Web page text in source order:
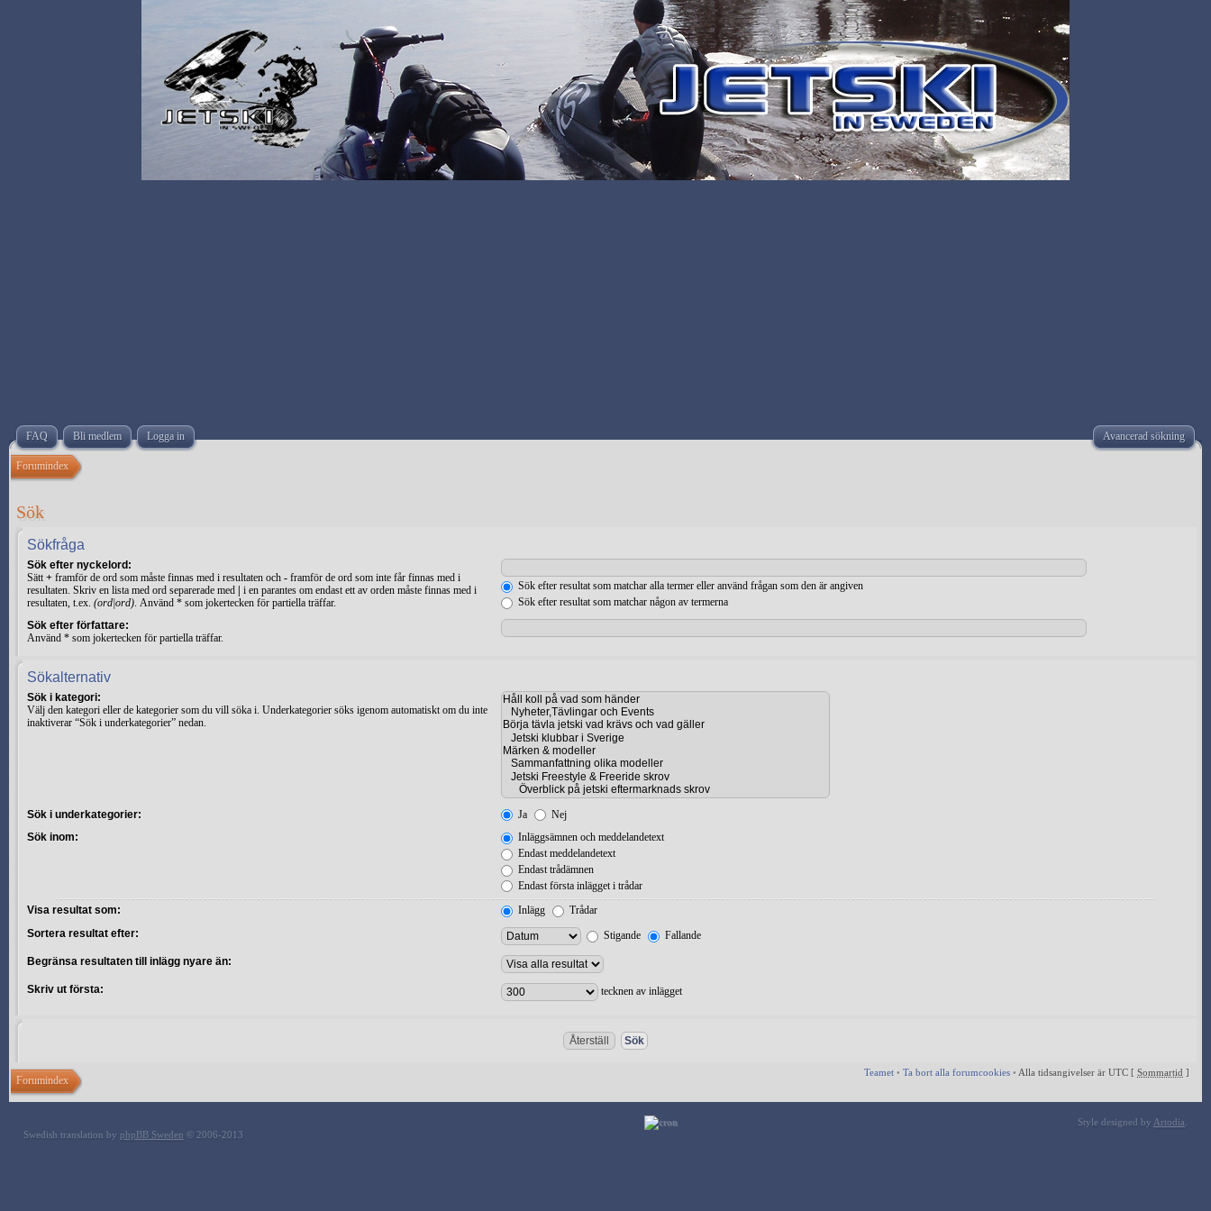
FAQ Bli medlem Logga in Avancerad sökning
Forumindex
Sök
Sökfråga
Sök efter nyckelord:
Sätt+ framför de ord som måste finnas med i resultaten och - framför de ord som inte får finnas med i
resultaten. Skriv en lista med ord separerade med
i en parantes om endast ett av orden måste finnas med i
resultaten, t.ex. (ord|ord). Använd * som jokertecken för partiella träffar.
Sök efter resultat som matchar alla termer eller använd frågan som den är angiven
Sök efter resultat som matchar någon av termerna
Sök efter författare:
Använd * som jokertecken för partiella träffar.
Sökalternativ
Sök i kategori:
Välj den kategori eller de kategorier som du vill söka i. Underkategorier söks igenom automatiskt om du inte
inaktiverar “Sök i underkategorier” nedan.
Sök i underkategorier: Ja
Nej
Sök inom:
Inläggsämnen och meddelandetext
Endast meddelandetext
Endast trådämnen
Endast första inlägget i trådar
Visa resultat som:
Inlägg
Trådar
Sortera resultat efter:
Stigande Fallande
Begränsa resultaten till inlägg nyare än:
Skriv ut första: tecknen av inlägget
Teamet • Ta bort alla forumcookies • Alla tidsangivelser är UTC [ Sommartid ]
Forumindex
Swedish translation by phpBB Sweden © 2006-2013
Style designed by Artodia